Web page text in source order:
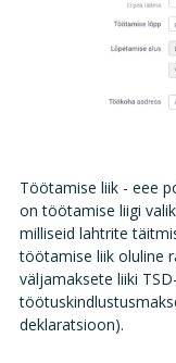
Töötamise liik - eee
on töötamise liigi
milliseid lahtrite
töötamise liik oluline
väljamaksete liiki
deklaratsioon).